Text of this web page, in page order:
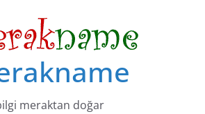
meraktan doğar